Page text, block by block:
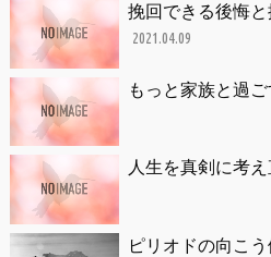
挽回できる後悔
2021.04.09
もっと家族と過
人生を真剣に考
ピリオドの向こ